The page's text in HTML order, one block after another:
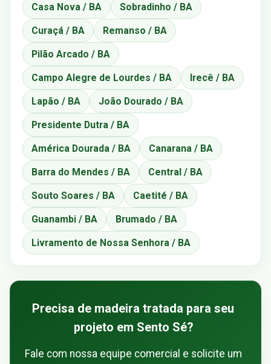
Casa Nova / BA Sobradinho / BA
Curaçá / BA Remanso / BA
Pilão Arcado / BA
Campo Alegre de Lourdes / BA Irecê / BA
Lapão / BA João Dourado / BA
Presidente Dutra / BA
América Dourada / BA Canarana / BA
Barra do Mendes / BA Central / BA
Souto Soares / BA Caetité / BA
Guanambi / BA Brumado / BA
Livramento de Nossa Senhora / BA
Precisa de madeira tratada para seu
projeto em Sento Sé?
Fale com nossa equipe comercial e solicite um